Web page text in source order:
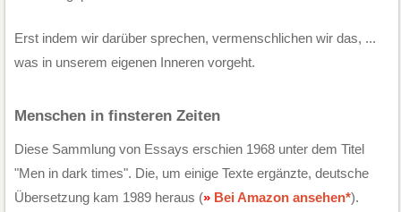
Erst indem wir darüber sprechen, vermenschlichen wir das, ...
was in unserem eigenen Inneren vorgeht.
Menschen in finsteren Zeiten
Diese Sammlung von Essays erschien 1968 unter dem Titel
"Men in dark times". Die, um einige Texte ergänzte, deutsche
Übersetzung kam 1989 heraus (
Bei Amazon ansehen*).